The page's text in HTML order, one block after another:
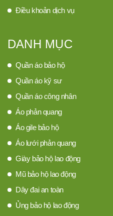
Điều khoản dịch vụ
DANH MỤC
Quần áo bảo hộ
Quần áo kỹ sư
Quần áo công nhân
Áo phản quang
Áo gile bảo hộ
Áo lưới phản quang
Giày bảo hộ lao động
Mũ bảo hộ lao động
Dây đai an toàn
Ủng bảo hộ lao động